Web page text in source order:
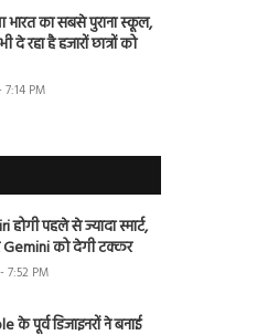
का सबसे पुराना स्कूल,
दे रहा है हजारों छात्रों को
7:14 PM
होगी पहले से ज्यादा स्मार्ट,
को देगी टक्कर
7:52 PM
पूर्व डिजाइनरों ने बनाई